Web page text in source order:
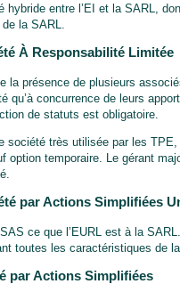
hybride entre l’EI et la SARL,
de la SARL.
À Responsabilité Limitée
la présence de plusieurs
qu’à concurrence de leurs
de statuts est obligatoire.
société très utilisée par les
option temporaire. Le gérant
par Actions Simplifiées
ce que l’EURL est à la
toutes les caractéristiques de
par Actions Simplifiées